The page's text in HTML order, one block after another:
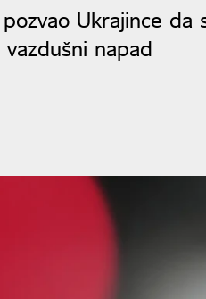
Ukrajince
napad